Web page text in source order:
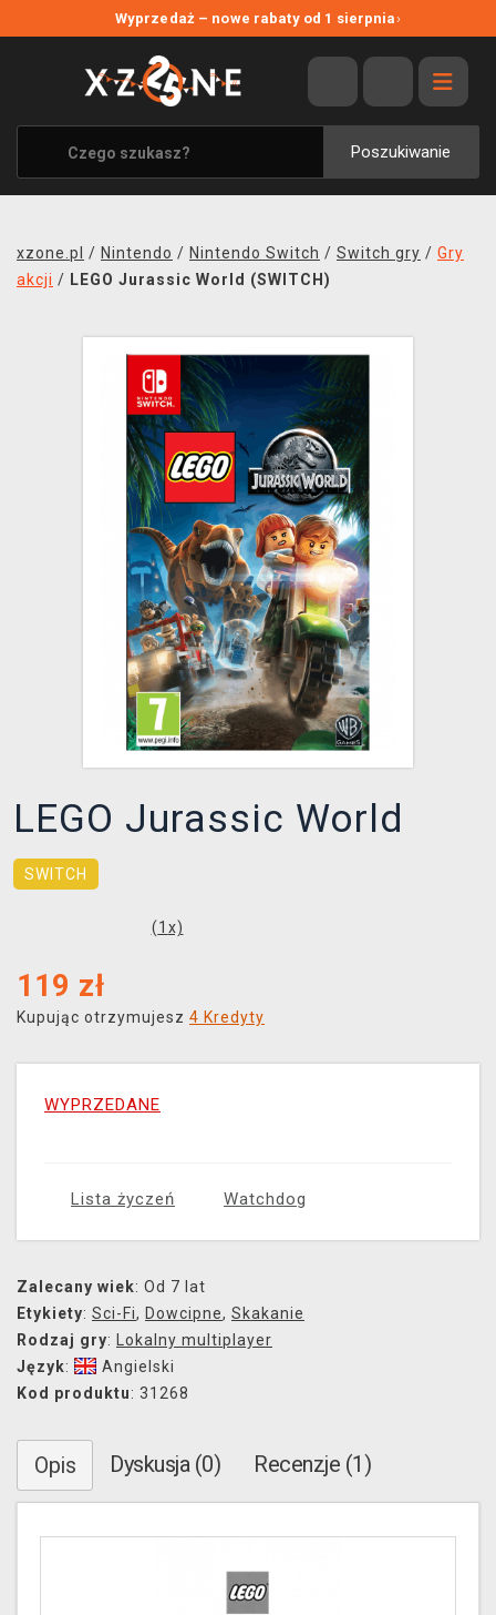
Wyprzedaż – nowe rabaty od 1 sierpnia›
Poszukiwanie
WYPRZEDAŻ
WSZYSTKIE MARKI
XZONE ORIGINALS
UBRANIA I AKCESORIA
SOUNDTRACKI
TRANSPORT
XZONE KLUB
xzone.pl / Nintendo / Nintendo Switch / Switch gry / Gry
akcji / LEGO Jurassic World (SWITCH)
LEGO Jurassic World
SWITCH
(1 x)
119 zł
Kupując otrzymujesz 4 Kredyty
WYPRZEDANE
Lista życzeń Watchdog
Zalecany wiek: Od 7 lat
Etykiety: Sci-Fi, Dowcipne, Skakanie
Rodzaj gry: Lokalny multiplayer
Język:
Angielski
Kod produktu: 31268
Opis Dyskusja (0) Recenzje (1)